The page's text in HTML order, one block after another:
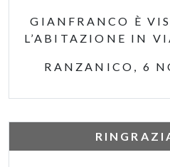
GIANFRANCO È
L’ABITAZIONE IN
RANZANICO, 6